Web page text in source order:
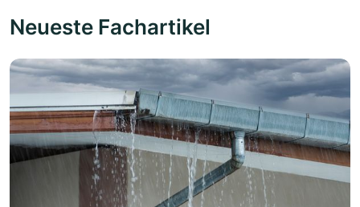
Neueste Fachartikel